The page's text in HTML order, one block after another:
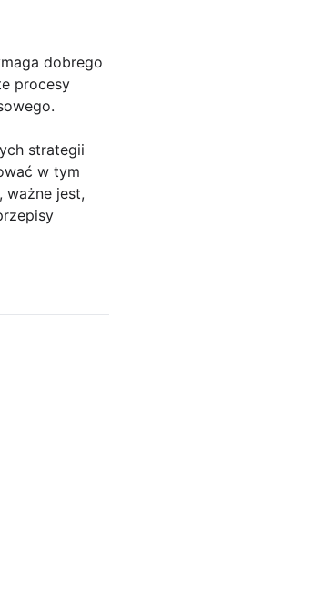
dobrego
procesy
strategii
w tym
ważne jest,